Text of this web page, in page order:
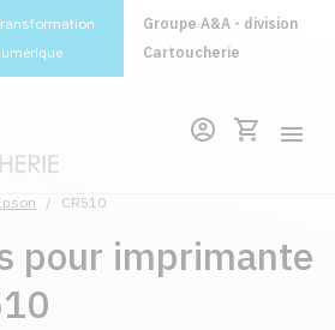
Groupe A&A - division
Cartoucherie
/ CR510
pour imprimante